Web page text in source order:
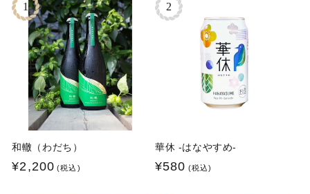
1
和轍（わだち）
通
¥2,200 (税込)
2
華休 -はなやすめ-
通
¥580 (税込)